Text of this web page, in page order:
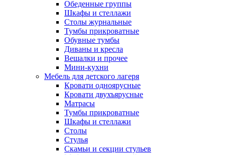
Обеденные группы
Шкафы и стеллажи
Столы журнальные
Тумбы прикроватные
Обувные тумбы
Диваны и кресла
Вешалки и прочее
Мини-кухни
Мебель для детского лагеря
Кровати одноярусные
Кровати двухъярусные
Матрасы
Тумбы прикроватные
Шкафы и стеллажи
Столы
Стулья
Скамьи и секции стульев